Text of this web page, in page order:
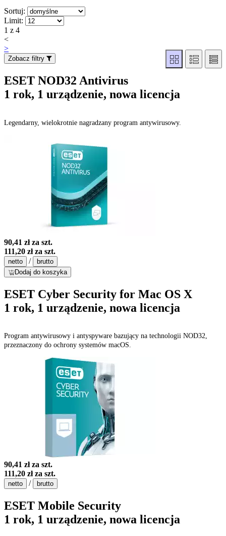
Sortuj:
Limit:
1 z 4
<
>
Zobacz filtry
ESET NOD32 Antivirus
1 rok, 1 urządzenie, nowa licencja
Legendarny, wielokrotnie nagradzany program antywirusowy.
90,41 złza szt.
111,20 złza szt.
netto /
brutto
Dodaj do koszyka
ESET Cyber Security for Mac OS X
1 rok, 1 urządzenie, nowa licencja
Program antywirusowy i antyspyware bazujący na technologii NOD32,
przeznaczony do ochrony systemów macOS.
90,41 złza szt.
111,20 złza szt.
netto / brutto
ESET Mobile Security
1 rok, 1 urządzenie, nowa licencja